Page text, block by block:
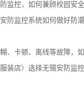
监控，如何兼顾校园安
防监控系统如何做好防
、卡顿、离线等故障，
装店）选择无锡安防监